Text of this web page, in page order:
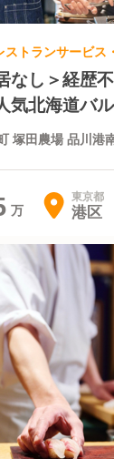
なし＞経歴
気北海道バル
塚田農場 品川港
東京都
港区